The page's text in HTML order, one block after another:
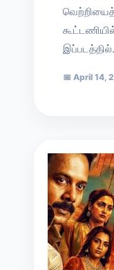
📅 April 14,